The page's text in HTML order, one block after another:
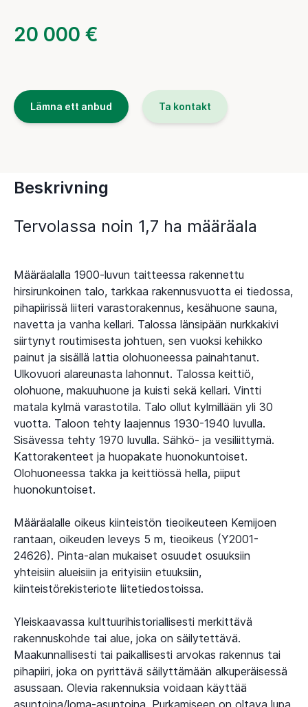
20 000 €
Lämna ett anbud Ta kontakt
Beskrivning
Tervolassa noin 1,7 ha määräala
Määräalalla 1900-luvun taitteessa rakennettu
hirsirunkoinen talo, tarkkaa rakennusvuotta ei tiedossa,
pihapiirissä liiteri varastorakennus, kesähuone sauna,
navetta ja vanha kellari. Talossa länsipään nurkkakivi
siirtynyt routimisesta johtuen, sen vuoksi kehikko
painut ja sisällä lattia olohuoneessa painahtanut.
Ulkovuori alareunasta lahonnut. Talossa keittiö,
olohuone, makuuhuone ja kuisti sekä kellari. Vintti
matala kylmä varastotila. Talo ollut kylmillään yli 30
vuotta. Taloon tehty laajennus 1930-1940 luvulla.
Sisävessa tehty 1970 luvulla. Sähkö- ja vesiliittymä.
Kattorakenteet ja huopakate huonokuntoiset.
Olohuoneessa takka ja keittiössä hella, piiput
huonokuntoiset.
Määräalalle oikeus kiinteistön tieoikeuteen Kemijoen
rantaan, oikeuden leveys 5 m, tieoikeus (Y2001-
24626). Pinta-alan mukaiset osuudet osuuksiin
yhteisiin alueisiin ja erityisiin etuuksiin,
kiinteistörekisteriote liitetiedostoissa.
Yleiskaavassa kulttuurihistoriallisesti merkittävä
rakennuskohde tai alue, joka on säilytettävä.
Maakunnallisesti tai paikallisesti arvokas rakennus tai
pihapiiri, joka on pyrittävä säilyttämään alkuperäisessä
asussaan. Olevia rakennuksia voidaan käyttää
asuntoina/loma-asuntoina. Purkamiseen on oltava lupa